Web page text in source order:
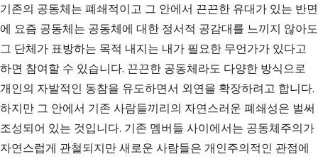
기존의 공동체는 폐쇄적이고 그 안에서 끈끈한 유대가 있는 반면
에 요즘 공동체는 공동체에 대한 정서적 공감대를 느끼지 않아도
그 단체가 표방하는 목적 내지는 내가 필요한 무언가가 있다고
하면 참여할 수 있습니다. 끈끈한 공동체라도 다양한 방식으로
개인의 자발적인 동참을 유도하면서 외연을 확장하려고 합니다.
하지만 그 안에서 기존 사람들끼리의 자연스러운 폐쇄성은 벌써
조성되어 있는 것입니다. 기존 멤버들 사이에서는 공동체주의가
자연스럽게 관철되지만 새로운 사람들은 개인주의적인 관점에